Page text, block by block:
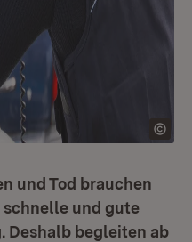
und Tod brauchen
und gute
Deshalb begleiten ab